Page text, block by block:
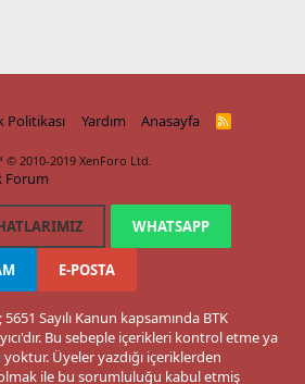
Politikası Yardım Anasayfa
R
© 2010-2019 XenForo Ltd.
Forum
WHATSAPP
E-POSTA
Sayılı Kanun kapsamında BTK
Bu sebeple içerikleri kontrol etme ya
Üyeler yazdığı içeriklerden
ile bu sorumluluğu kabul etmiş